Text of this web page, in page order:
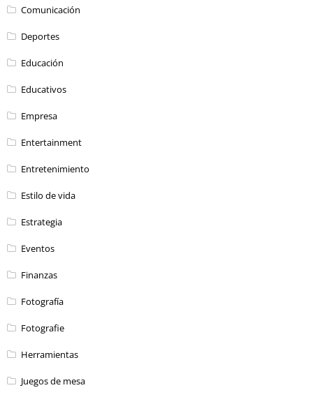
Comunicación
Deportes
Educación
Educativos
Empresa
Entertainment
Entretenimiento
Estilo de vida
Estrategia
Eventos
Finanzas
Fotografía
Fotografie
Herramientas
Juegos de mesa